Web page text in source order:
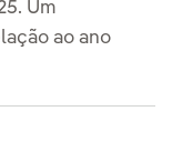
Um
ao ano